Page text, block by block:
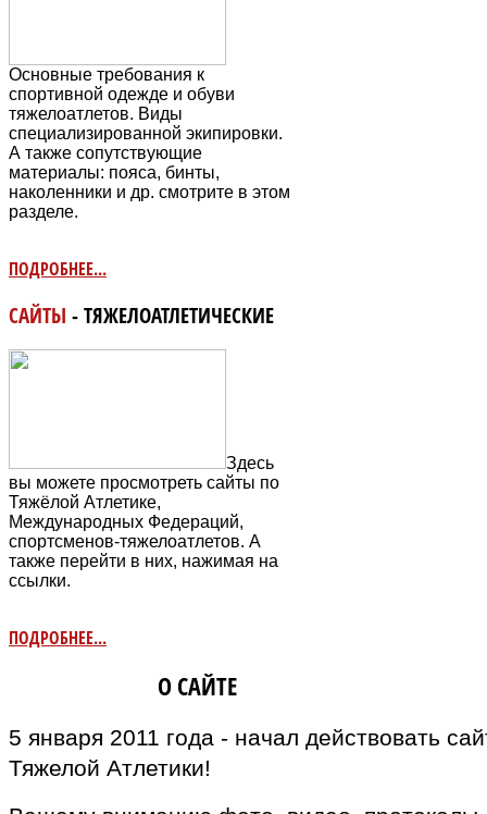
Основные требования к
спортивной одежде и обуви
тяжелоатлетов. Виды
специализированной экипировки.
А также сопутствующие
материалы: пояса, бинты,
наколенники и др. смотрите в этом
разделе.
ПОДРОБНЕЕ...
САЙТЫ - ТЯЖЕЛОАТЛЕТИЧЕСКИЕ
Здесь
вы можете просмотреть сайты по
Тяжёлой Атлетике,
Международных Федераций,
спортсменов-тяжелоатлетов. А
также перейти в них, нажимая на
ссылки.
ПОДРОБНЕЕ...
О САЙТЕ
5 января 2011 года - начал действовать
Тяжелой Атлетики!